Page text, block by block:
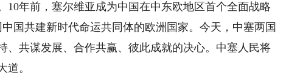
10年前，塞尔维亚成为中国在中东欧地区首个全面战略
国共建新时代命运共同体的欧洲国家。今天，中塞两国
、共谋发展、合作共赢、彼此成就的决心。中塞人民将
道。